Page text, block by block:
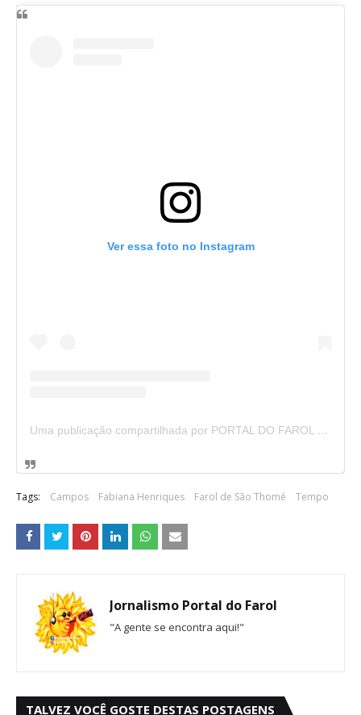
Ver essa foto no Instagram
Uma publicação compartilhada por PORTAL DO FAROL - Portal de Notícias do Farol de São Thomé (@praiadofarol)
Tags: Campos Fabiana Henriques Farol de São Thomé Tempo
Jornalismo Portal do Farol
"A gente se encontra aqui!"
TALVEZ VOCÊ GOSTE DESTAS POSTAGENS